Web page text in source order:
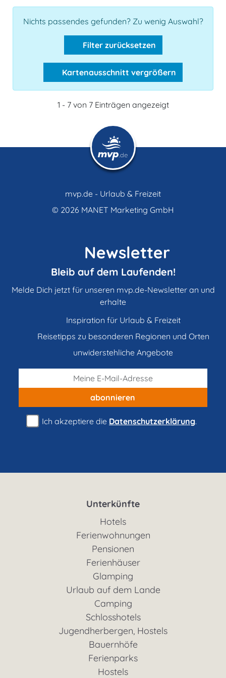
Nichts passendes gefunden? Zu wenig Auswahl?
Filter zurücksetzen
Kartenausschnitt vergrößern
1 - 7 von 7 Einträgen angezeigt
mvp.de - Urlaub & Freizeit
© 2026 MANET Marketing GmbH
Newsletter
Bleib auf dem Laufenden!
Melde Dich jetzt für unseren mvp.de-Newsletter an und
erhalte
Inspiration für Urlaub & Freizeit
Reisetipps zu besonderen Regionen und Orten
unwiderstehliche Angebote
abonnieren
Ich akzeptiere die Datenschutzerklärung.
Unterkünfte
Hotels
Ferienwohnungen
Pensionen
Ferienhäuser
Glamping
Urlaub auf dem Lande
Camping
Schlosshotels
Jugendherbergen, Hostels
Bauernhöfe
Ferienparks
Hostels